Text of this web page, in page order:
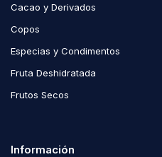
Cacao y Derivados
Copos
Especias y Condimentos
Fruta Deshidratada
Frutos Secos
Información